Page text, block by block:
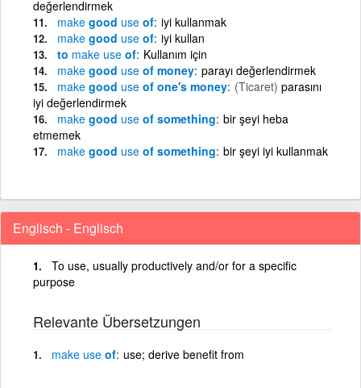
değerlendirmek
make good use of iyi kullanmak
make good use of iyi kullan
to make use of Kullanım için
make good use of money parayı değerlendirmek
make good use of one's money (Ticaret) parasını
iyi değerlendirmek
make good use of something bir şeyi heba
etmemek
make good use of something bir şeyi iyi kullanmak
Englisch - Englisch
To use, usually productively and/or for a specific
purpose
Relevante Übersetzungen
make use of use; derive benefit from